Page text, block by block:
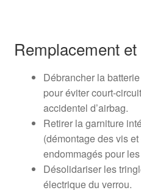
Remplacement
Débrancher la
pour éviter court-
accidentel d’airbag.
Retirer la garniture
(démontage des vis
endommagés pour
Désolidariser les
électrique du verrou.